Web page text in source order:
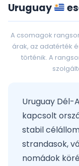
Uruguay
A csomagok
árak, az adatérték
történik. A
Uruguay Dél-
kapcsolt
stabil
strandasok,
nomádok